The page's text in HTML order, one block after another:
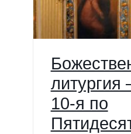
литургия
10-я по